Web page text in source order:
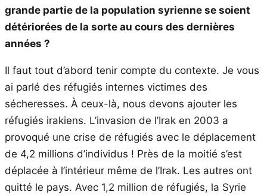
grande partie de la population syrienne se soient
détériorées de la sorte au cours des dernières
années ?
Il faut tout d’abord tenir compte du contexte. Je vous
ai parlé des réfugiés internes victimes des
sécheresses. À ceux-là, nous devons ajouter les
réfugiés irakiens. L’invasion de l’Irak en 2003 a
provoqué une crise de réfugiés avec le déplacement
de 4,2 millions d’individus ! Près de la moitié s’est
déplacée à l’intérieur même de l’Irak. Les autres ont
quitté le pays. Avec 1,2 million de réfugiés, la Syrie